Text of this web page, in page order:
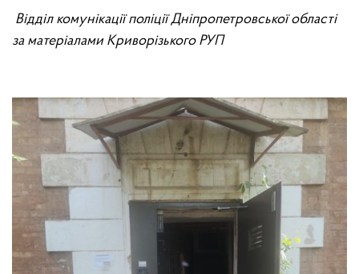
Відділ комунікації поліції Дніпропетровської області
за матеріалами Криворізького РУП